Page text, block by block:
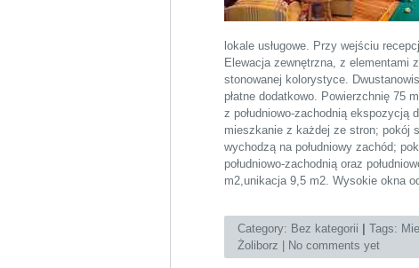
lokale usługowe. Przy wejściu
Elewacja zewnętrzna, z elementami
stonowanej kolorystyce.
płatne dodatkowo. Powierzchnię 75
z południowo-zachodnią
mieszkanie z każdej ze stron; pokój
wychodzą na południowy zachód;
południowo-zachodnią oraz
m2,unikacja 9,5 m2. Wysokie okna
Category: Bez kategorii Tags:
Żoliborz
No comments yet